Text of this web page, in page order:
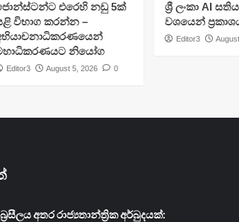
එරෙහි නඩු 5ක්
විභාග කරන්න –
නියෝග
Editor3 August 5, 2026 0
ශ්‍රී ලංකා AI
වශයෙන්
Editor3
අතර රාජ්‍යතාන්ත්‍රික අර්බුදයක්: